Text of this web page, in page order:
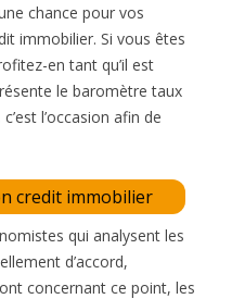
chance pour vos
immobilier. Si vous êtes
en tant qu’il est
le baromètre taux
l’occasion afin de
credit immobilier
qui analysent les
d’accord,
concernant ce point, les